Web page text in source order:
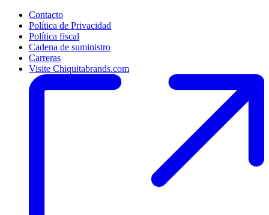
Contacto
Política de Privacidad
Política fiscal
Cadena de suministro
Carreras
Visite Chiquitabrands.com